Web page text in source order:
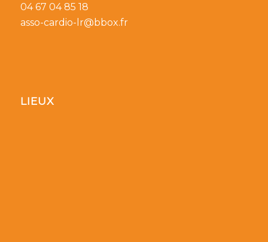
04 67 04 85 18
asso-cardio-lr@bbox.fr
LIEUX